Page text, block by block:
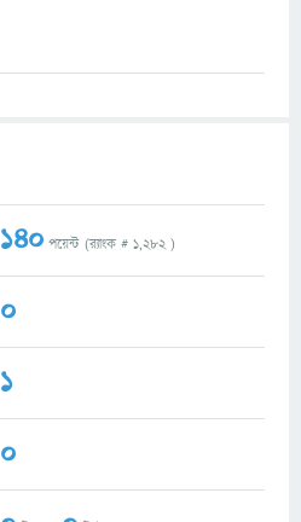
140 পয়েন্ট (র‌্যাংক # 1,282)
0
1
0